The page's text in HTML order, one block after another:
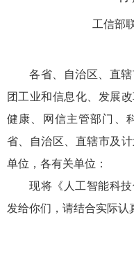
工信部
各省、自治区、直
团工业和信息化、发展
健康、网信主管部门、
省、自治区、直辖市及
单位，各有关单位：
现将《人工智能科
发给你们，请结合实际认